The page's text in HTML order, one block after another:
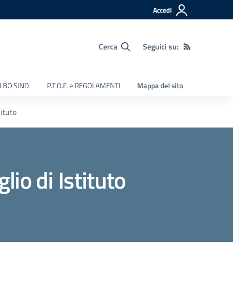
Accedi
Cerca Seguici su:
SIND. P.T.O.F. e REGOLAMENTI Mappa del sito
di Istituto